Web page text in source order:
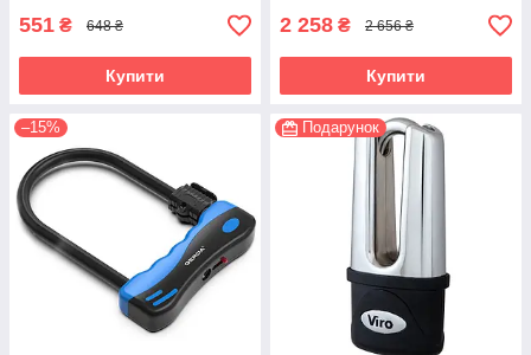
551 ₴ 648 ₴
Купити
2 258 ₴ 2 656 ₴
Купити
–15% Подарунок